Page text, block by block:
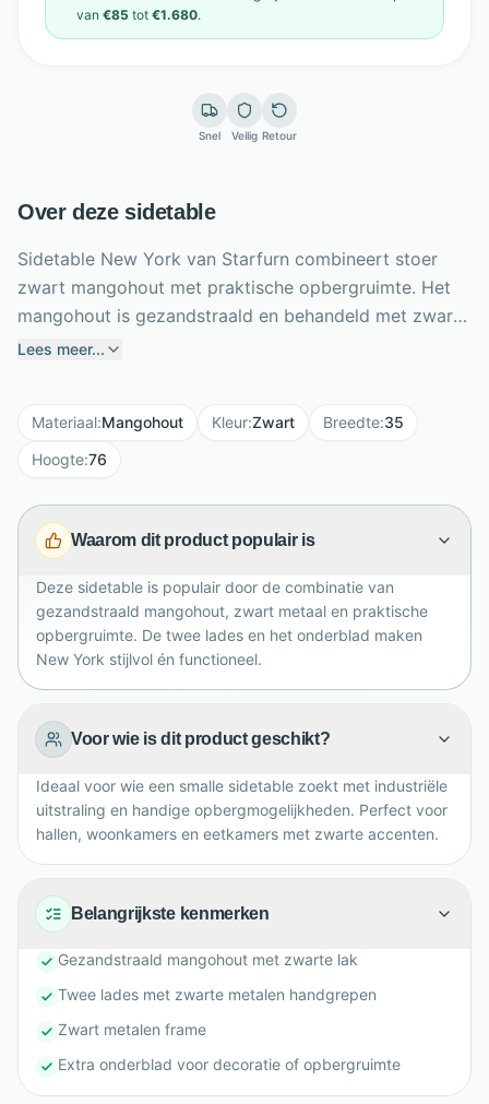
van €85 tot €1.680.
Snel Veilig Retour
Over deze sidetable
Sidetable New York van Starfurn combineert stoer
zwart mangohout met praktische opbergruimte. Het
mangohout is gezandstraald en behandeld met zwarte
lak, waardoor de houtstructuur subtiel zichtbaar blijft
handgrepen zorgen voor een strak geheel. Met een
formaat van 120 x 35 x 76 cm is deze sidetable ideaal
twee lades bieden ruimte voor sleutels, papieren of
accessoires, terwijl het onderblad extra plek biedt
Lees meer...
Materiaal:Mangohout Kleur:Zwart Breedte:35
Hoogte:76
Waarom dit product populair is
Deze sidetable is populair door de combinatie van
gezandstraald mangohout, zwart metaal en praktische
opbergruimte. De twee lades en het onderblad maken
New York stijlvol én functioneel.
Voor wie is dit product geschikt?
Ideaal voor wie een smalle sidetable zoekt met industriële
uitstraling en handige opbergmogelijkheden. Perfect voor
hallen, woonkamers en eetkamers met zwarte accenten.
Belangrijkste kenmerken
Gezandstraald mangohout met zwarte lak
Twee lades met zwarte metalen handgrepen
Zwart metalen frame
Extra onderblad voor decoratie of opbergruimte